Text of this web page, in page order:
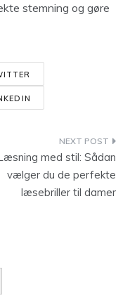
stemning og gøre
med stil: Sådan
vælger du de perfekte
læsebriller til damer